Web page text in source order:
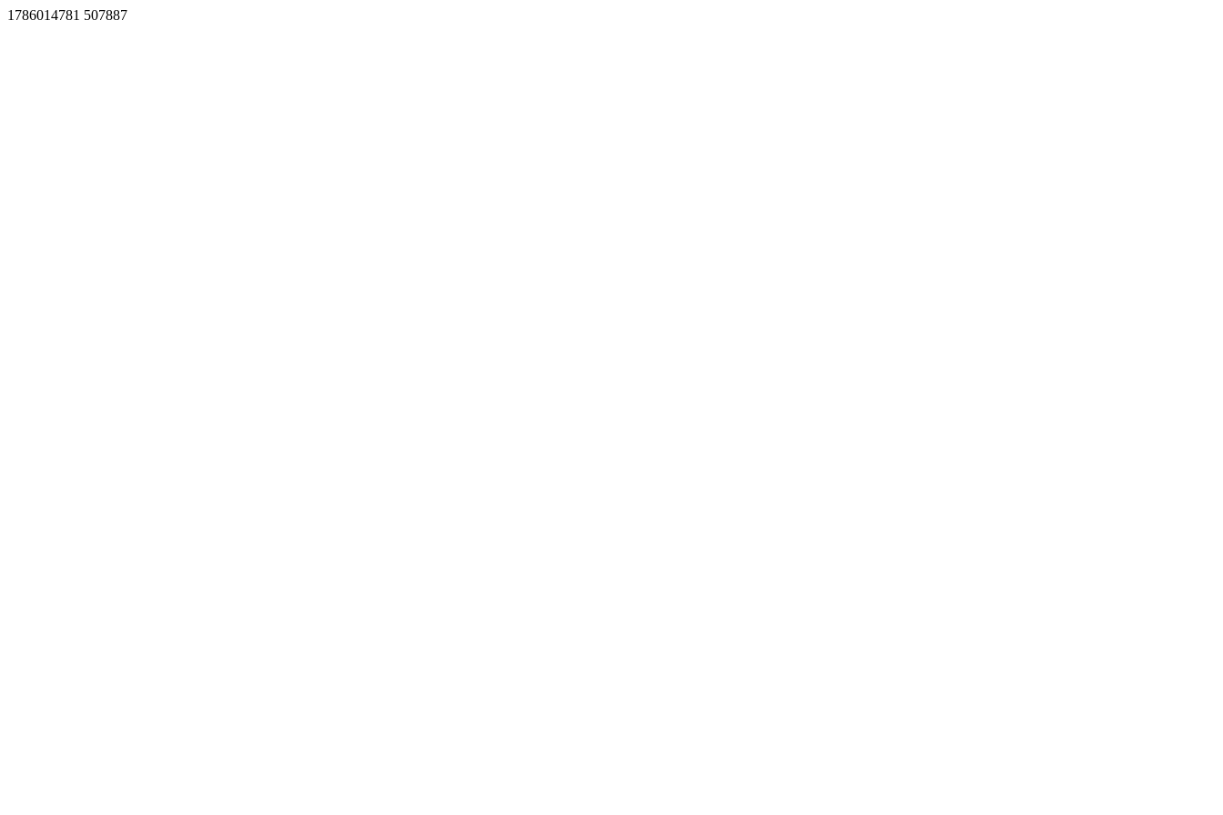
1786014781 507887